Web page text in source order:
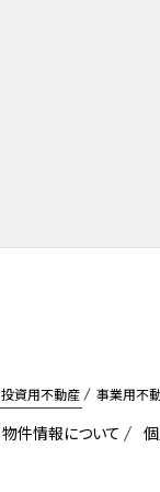
投資用不動産 事業用不
物件情報について